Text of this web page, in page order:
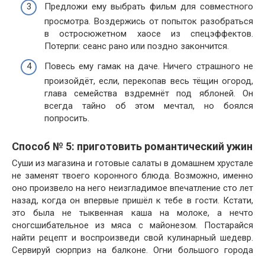
Предложи ему выбрать фильм для совместного
просмотра. Воздержись от попыток разобраться
в остросюжетном хаосе из спецэффектов.
Потерпи: сеанс рано или поздно закончится.
Повесь ему гамак на даче. Ничего страшного не
произойдёт, если, перекопав весь тёщин огород,
глава семейства вздремнёт под яблоней. Он
всегда тайно об этом мечтал, но боялся
попросить.
Способ № 5: приготовить романтический ужин
Суши из магазина и готовые салаты в домашнем хрустале
не заменят твоего коронного блюда. Возможно, именно
оно произвело на него неизгладимое впечатление сто лет
назад, когда он впервые пришёл к тебе в гости. Кстати,
это была не тыквенная каша на молоке, а нечто
сногсшибательное из мяса с майонезом. Постарайся
найти рецепт и воспроизведи свой кулинарный шедевр.
Сервируй сюрприз на балконе. Огни большого города